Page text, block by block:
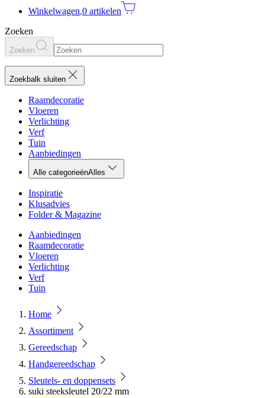
Winkelwagen,0 artikelen
Zoeken
Zoeken
Zoekbalk sluiten
Raamdecoratie
Vloeren
Verlichting
Verf
Tuin
Aanbiedingen
Alle categorieënAlles
Inspiratie
Klusadvies
Folder & Magazine
Aanbiedingen
Raamdecoratie
Vloeren
Verlichting
Verf
Tuin
Home
Assortiment
Gereedschap
Handgereedschap
Sleutels- en doppensets
suki steeksleutel 20/22 mm